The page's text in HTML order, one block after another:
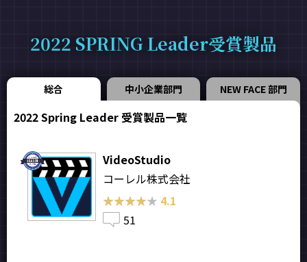
2022 SPRING Leader受賞製品
総合 中小企業部門 NEW FACE 部門
2022 Spring Leader 受賞製品一覧
VideoStudio
コーレル株式会社
★★★★★
★★★★★ 4.1
51